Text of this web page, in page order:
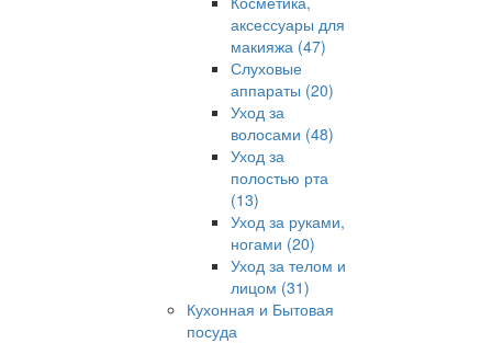
аксессуары для
макияжа (47)
Слуховые
аппараты (20)
Уход за
волосами (48)
Уход за
полостью рта
(13)
Уход за руками,
ногами (20)
Уход за телом и
лицом (31)
Кухонная и Бытовая
посуда